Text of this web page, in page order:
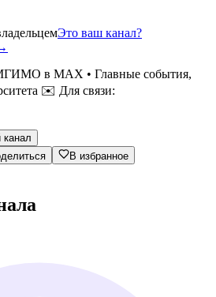
Это ваш канал?
в MAX • Главные события,
✉️ Для связи:
канал
В избранное